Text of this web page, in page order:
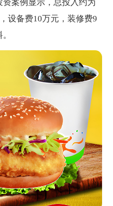
案例显示，总投入约为
设备费10万元，装修费9